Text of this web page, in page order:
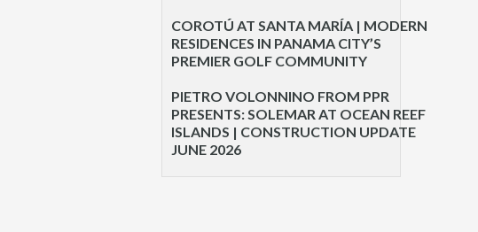
COROTÚ AT SANTA MARÍA | MODERN
RESIDENCES IN PANAMA CITY’S
PREMIER GOLF COMMUNITY
PIETRO VOLONNINO FROM PPR
PRESENTS: SOLEMAR AT OCEAN REEF
ISLANDS | CONSTRUCTION UPDATE
JUNE 2026